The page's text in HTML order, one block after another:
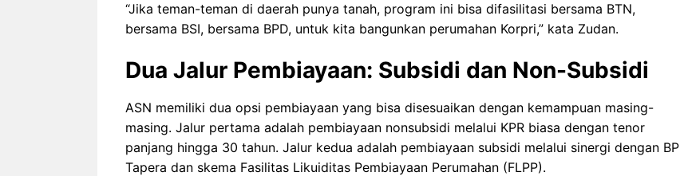
“Jika teman-teman di daerah punya tanah, program ini bisa difasilitasi bersama BTN,
bersama BSI, bersama BPD, untuk kita bangunkan perumahan Korpri,” kata Zudan.
Dua Jalur Pembiayaan: Subsidi dan Non-Subsidi
ASN memiliki dua opsi pembiayaan yang bisa disesuaikan dengan kemampuan masing-
masing. Jalur pertama adalah pembiayaan nonsubsidi melalui KPR biasa dengan tenor
panjang hingga 30 tahun. Jalur kedua adalah pembiayaan subsidi melalui sinergi dengan BP
Tapera dan skema Fasilitas Likuiditas Pembiayaan Perumahan (FLPP).